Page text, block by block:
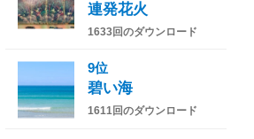
連発花火
1633回のダウンロード
9位
碧い海
1611回のダウンロード